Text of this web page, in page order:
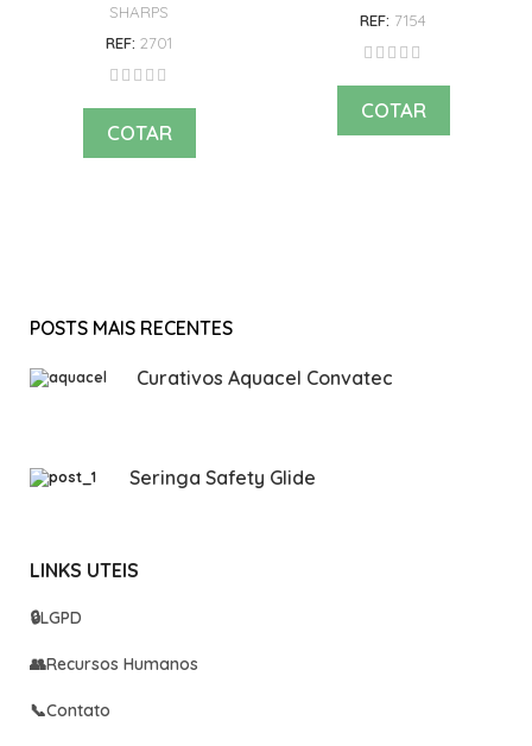
SHARPS
REF: 2701
COTAR
REF: 7154
COTAR
POSTS MAIS RECENTES
Curativos Aquacel Convatec
Seringa Safety Glide
LINKS UTEIS
🔒LGPD
👥Recursos Humanos
📞Contato